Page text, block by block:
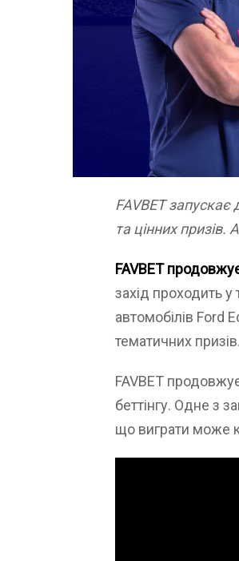
FAVBET
та цінних призів.
FAVBET
захід проходить
автомобілів Ford
тематичних
FAVBET
беттінгу. Одне з
що виграти може